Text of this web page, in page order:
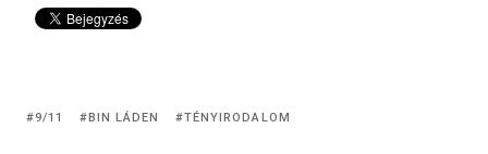
9/11 BIN LÁDEN TÉNYIRODALOM